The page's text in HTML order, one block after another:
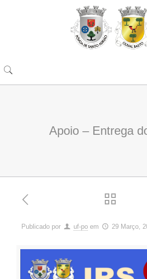
Apoio – Entrega
Publicado por uf-po em 29 Março,